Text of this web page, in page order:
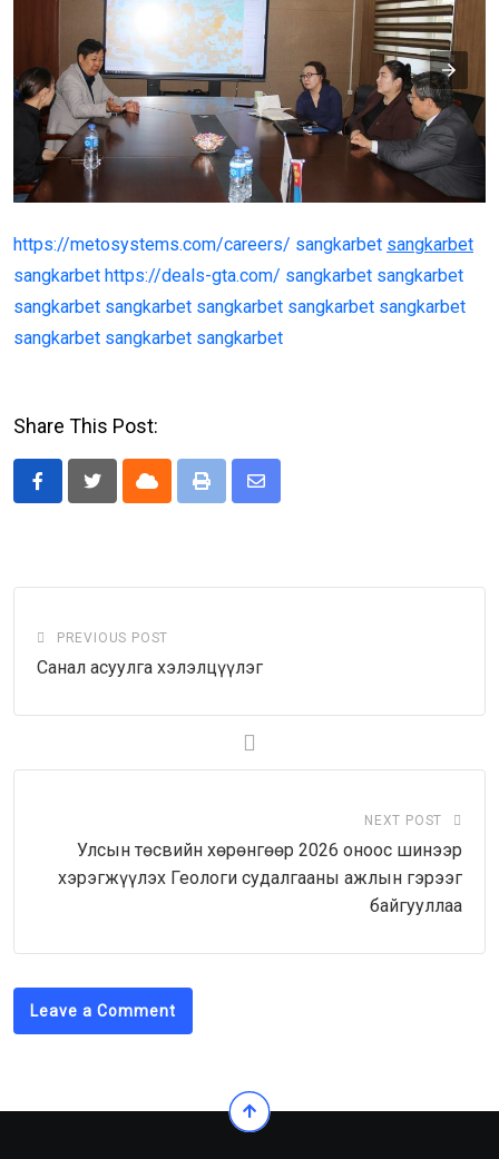
https://metosystems.com/careers/ sangkarbet sangkarbet
sangkarbet https://deals-gta.com/ sangkarbet sangkarbet
sangkarbet sangkarbet sangkarbet sangkarbet sangkarbet
sangkarbet sangkarbet sangkarbet
Share This Post:
Cloud Print
Share
PREVIOUS POST
Санал асуулга хэлэлцүүлэг
NEXT POST
Улсын төсвийн хөрөнгөөр 2026 оноос шинээр
хэрэгжүүлэх Геологи судалгааны ажлын гэрээг
байгууллаа
Leave a Comment